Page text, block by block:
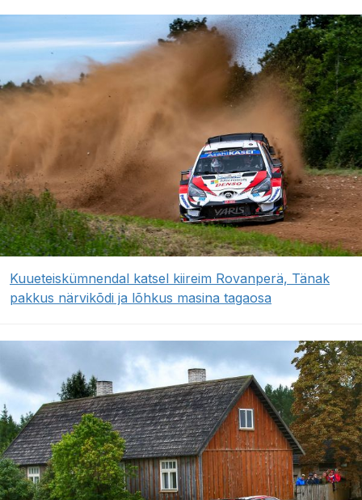
Kuueteiskümnendal katsel kiireim Rovanperä, Tänak
pakkus närvikõdi ja lõhkus masina tagaosa